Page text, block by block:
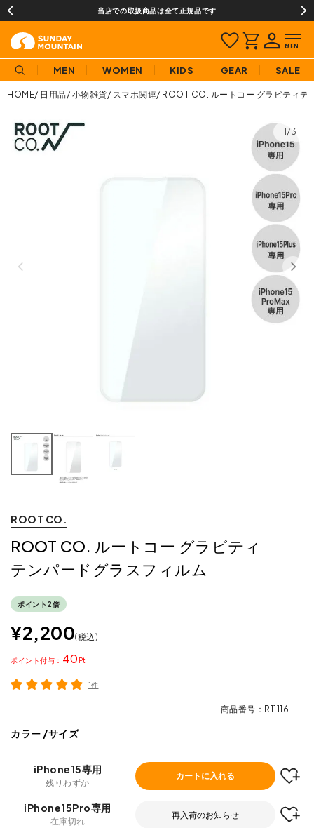
当店での取扱商品は全て正規品です
MEN WOMEN KIDS GEAR SALE
HOME 日用品 小物雑貨 スマホ関連 ROOT CO. ルートコー グラビティテ
1/3
ROOT CO.
ROOT CO. ルートコー グラビティ
テンパードグラスフィルム
ポイント2倍
¥2,200 税込
40
ポイント
1件
商品番号 R11116
カラー サイズ
iPhone15専用
残りわずか
カートに入れる
iPhone15Pro専用
在庫切れ
再入荷のお知らせ